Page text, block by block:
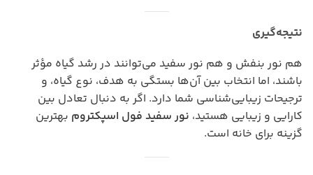
نتیجه‌گیری
هم نور بنفش و هم نور سفید می‌توانند در رشد گیاه مؤثر
باشند، اما انتخاب بین آن‌ها بستگی به هدف، نوع گیاه، و
ترجیحات زیبایی‌شناسی شما دارد. اگر به دنبال تعادل بین
کارایی و زیبایی هستید، نور سفید فول اسپکتروم بهترین
گزینه برای خانه است.